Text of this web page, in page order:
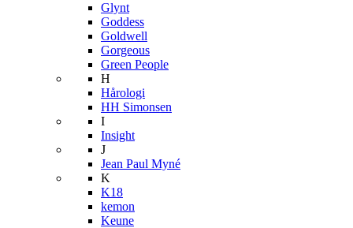
Glynt
Goddess
Goldwell
Gorgeous
Green People
H
Hårologi
HH Simonsen
I
Insight
J
Jean Paul Myné
K
K18
kemon
Keune